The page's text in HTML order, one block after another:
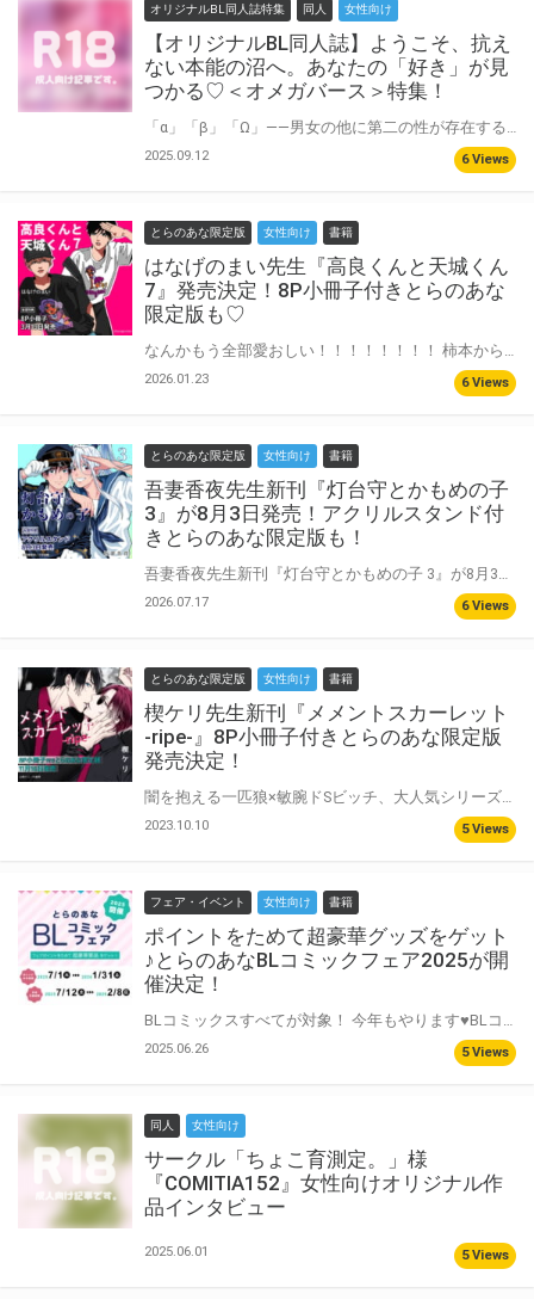
オリジナルBL同人誌特集 同人 女性向け
【オリジナルBL同人誌】ようこそ、抗え
ない本能の沼へ。あなたの「好き」が見
つかる♡＜オメガバース＞特集！
2025.09.12 6 Views
とらのあな限定版 女性向け 書籍
はなげのまい先生『高良くんと天城くん
7』発売決定！8P小冊子付きとらのあな
限定版も♡
2026.01.23 6 Views
とらのあな限定版 女性向け 書籍
吾妻香夜先生新刊『灯台守とかもめの子
3』が8月3日発売！アクリルスタンド付
きとらのあな限定版も！
2026.07.17 6 Views
とらのあな限定版 女性向け 書籍
楔ケリ先生新刊『メメントスカーレット
-ripe-』8P小冊子付きとらのあな限定版
発売決定！
2023.10.10 5 Views
フェア・イベント 女性向け 書籍
ポイントをためて超豪華グッズをゲット
♪とらのあなBLコミックフェア2025が開
催決定！
2025.06.26 5 Views
同人 女性向け
サークル「ちょこ育測定。」様
『COMITIA152』女性向けオリジナル作
品インタビュー
2025.06.01 5 Views